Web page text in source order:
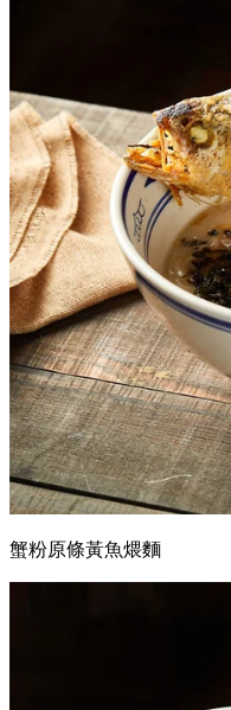
蟹粉原條黃魚煨麵